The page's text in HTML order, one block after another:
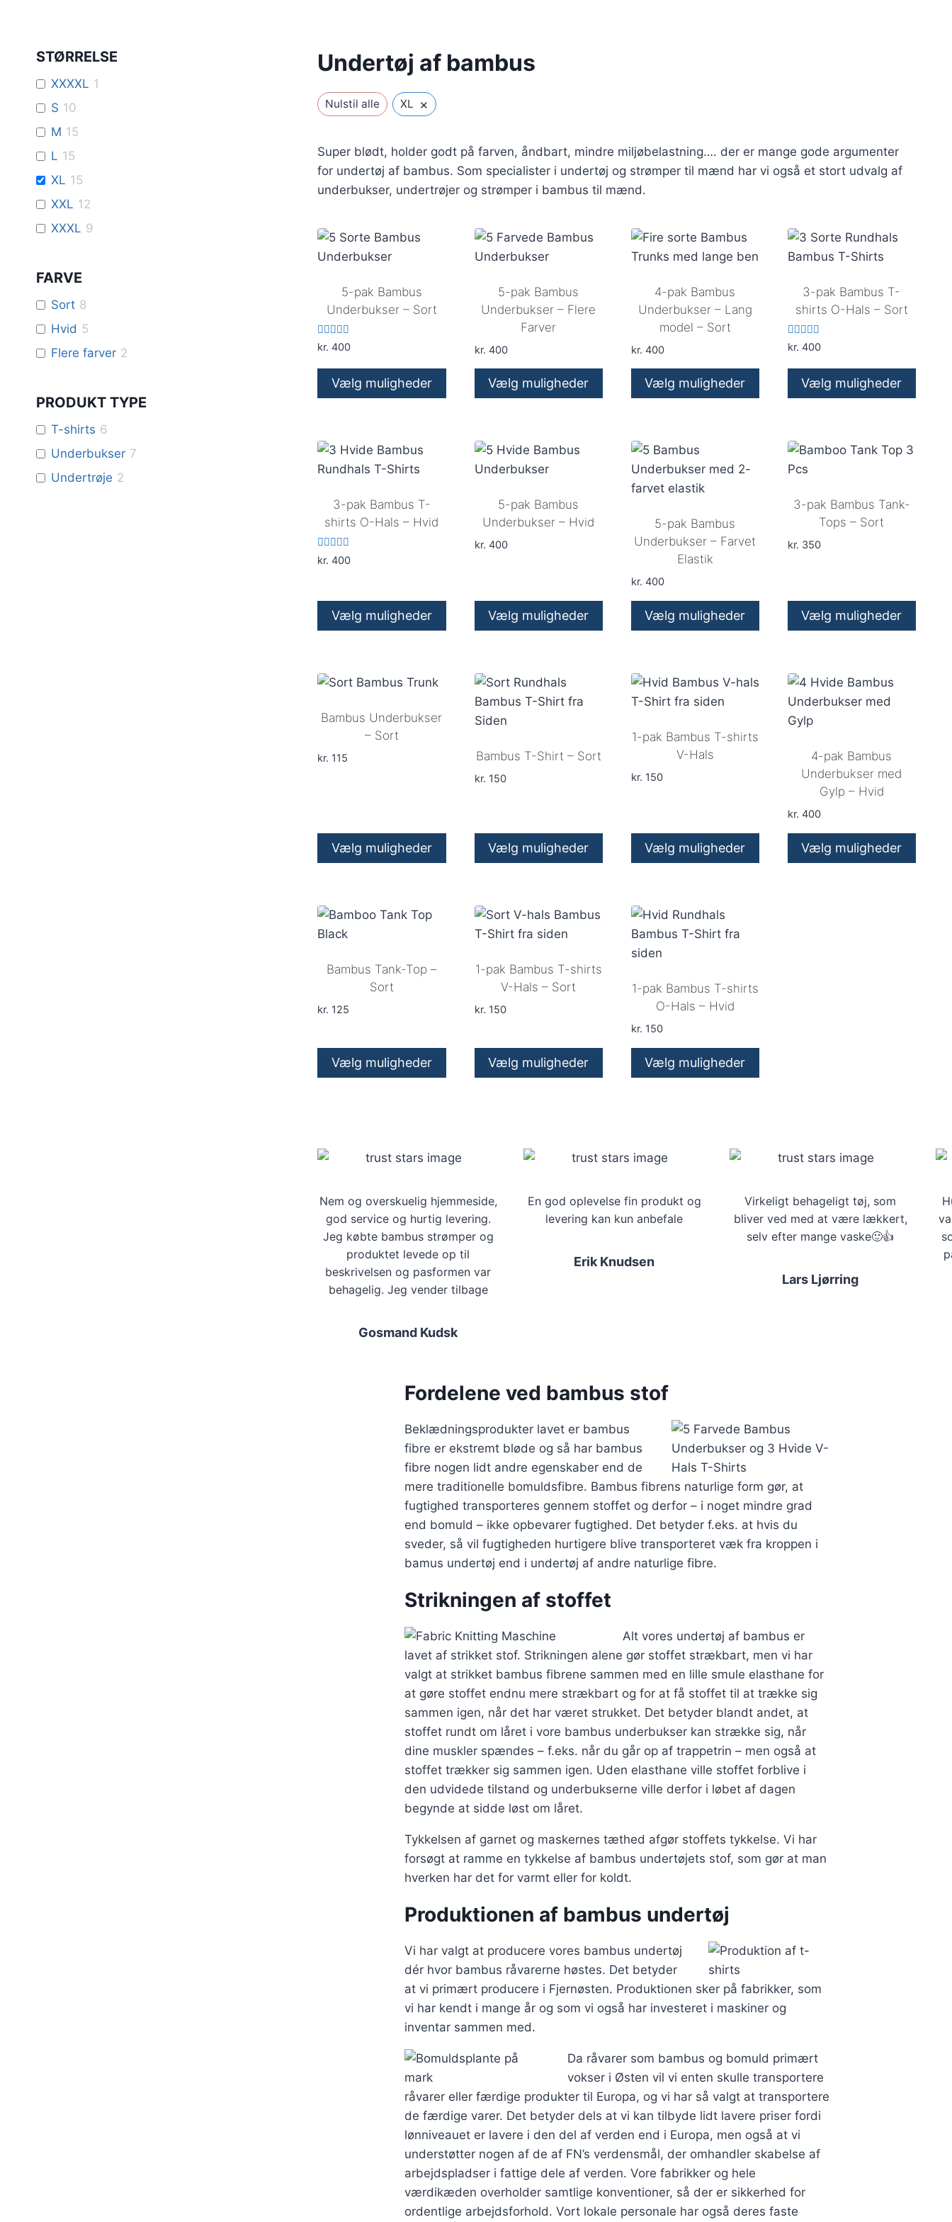
Undertøj af bambus
Nulstil alle XL ×
Super blødt, holder godt på farven, åndbart, mindre miljøbelastning…. der er mange gode argumenter
for undertøj af bambus. Som specialister i undertøj og strømper til mænd har vi også et stort udvalg af
underbukser, undertrøjer og strømper i bambus til mænd.
5-pak Bambus
Underbukser – Sort
Vurderet
5.00
kr. 400
Vælg muligheder
har
flere
Mulighederne
kan
vælges
på
5-pak Bambus
Underbukser – Flere
Farver
kr. 400
Vælg muligheder
har
flere
Mulighederne
kan
vælges
4-pak Bambus
Underbukser – Lang
model – Sort
kr. 400
Vælg muligheder
har
flere
varianter.
vælges
varesiden
3-pak Bambus T-
shirts O-Hals – Sort
Vurderet
5.00
kr. 400
Vælg muligheder
har
flere
Mulighederne
vælges
3-pak Bambus T-
shirts O-Hals – Hvid
Vurderet
5.00
kr. 400
Vælg muligheder
har
varianter.
Mulighederne
kan
5-pak Bambus
Underbukser – Hvid
kr. 400
Vælg muligheder
har
flere
varianter.
kan
vælges
5-pak Bambus
Underbukser – Farvet
Elastik
kr. 400
Vælg muligheder
har
flere
Mulighederne
vælges
3-pak Bambus Tank-
Tops – Sort
kr. 350
Vælg muligheder
har
flere
varianter.
vælges
varesiden
Bambus Underbukser
– Sort
kr. 115
Vælg muligheder
har
flere
Mulighederne
vælges
Bambus T-Shirt – Sort
kr. 150
Vælg muligheder
har
flere
Mulighederne
vælges
1-pak Bambus T-shirts
V-Hals
kr. 150
Vælg muligheder
har
flere
varianter.
kan
vælges
på
4-pak Bambus
Underbukser med
Gylp – Hvid
kr. 400
Vælg muligheder
Bambus Tank-Top –
Sort
kr. 125
Vælg muligheder
varianter.
kan
vælges
på
varesiden
1-pak Bambus T-shirts
V-Hals – Sort
kr. 150
Vælg muligheder
varianter.
kan
vælges
på
1-pak Bambus T-shirts
O-Hals – Hvid
kr. 150
Vælg muligheder
varianter.
kan
vælges
varesiden
Nem og overskuelig hjemmeside,
god service og hurtig levering.
Jeg købte bambus strømper og
produktet levede op til
beskrivelsen og pasformen var
behagelig. Jeg vender tilbage
Gosmand Kudsk
En god oplevelse fin produkt og
levering kan kun anbefale
Erik Knudsen
Virkeligt behageligt tøj, som
bliver ved med at være lækkert,
selv efter mange vaske🙂👍
Lars Ljørring
Fordelene ved bambus stof
Beklædningsprodukter lavet er bambus
fibre er ekstremt bløde og så har bambus
fibre nogen lidt andre egenskaber end de
mere traditionelle bomuldsfibre. Bambus fibrens naturlige form gør, at
fugtighed transporteres gennem stoffet og derfor – i noget mindre grad
end bomuld – ikke opbevarer fugtighed. Det betyder f.eks. at hvis du
sveder, så vil fugtigheden hurtigere blive transporteret væk fra kroppen i
bamus undertøj end i undertøj af andre naturlige fibre.
Strikningen af stoffet
Alt vores undertøj af bambus er
lavet af strikket stof. Strikningen alene gør stoffet strækbart, men vi har
valgt at strikket bambus fibrene sammen med en lille smule elasthane for
at gøre stoffet endnu mere strækbart og for at få stoffet til at trække sig
sammen igen, når det har været strukket. Det betyder blandt andet, at
stoffet rundt om låret i vore bambus underbukser kan strække sig, når
dine muskler spændes – f.eks. når du går op af trappetrin – men også at
stoffet trækker sig sammen igen. Uden elasthane ville stoffet forblive i
den udvidede tilstand og underbukserne ville derfor i løbet af dagen
begynde at sidde løst om låret.
Tykkelsen af garnet og maskernes tæthed afgør stoffets tykkelse. Vi har
forsøgt at ramme en tykkelse af bambus undertøjets stof, som gør at man
hverken har det for varmt eller for koldt.
Produktionen af bambus undertøj
Vi har valgt at producere vores bambus undertøj
dér hvor bambus råvarerne høstes. Det betyder
at vi primært producere i Fjernøsten. Produktionen sker på fabrikker, som
vi har kendt i mange år og som vi også har investeret i maskiner og
inventar sammen med.
Da råvarer som bambus og bomuld primært
vokser i Østen vil vi enten skulle transportere
råvarer eller færdige produkter til Europa, og vi har så valgt at transportere
de færdige varer. Det betyder dels at vi kan tilbyde lidt lavere priser fordi
lønniveauet er lavere i den del af verden end i Europa, men også at vi
understøtter nogen af de af FN’s verdensmål, der omhandler skabelse af
arbejdspladser i fattige dele af verden. Vore fabrikker og hele
værdikæden overholder samtlige konventioner, så der er sikkerhed for
ordentlige arbejdsforhold. Vort lokale personale har også deres faste
STØRRELSE
XXXXL 1
S 10
M 15
L 15
XL 15
XXL 12
XXXL 9
FARVE
Sort 8
Hvid 5
Flere farver 2
PRODUKT TYPE
T-shirts 6
Underbukser 7
Undertrøje 2